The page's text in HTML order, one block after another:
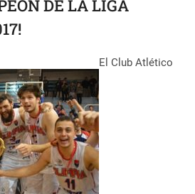
DE LA LIGA
El Club Atlético